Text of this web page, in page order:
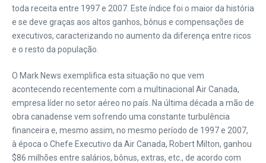
toda receita entre 1997 e 2007. Este índice foi o maior da história
e se deve graças aos altos ganhos, bônus e compensações de
executivos, caracterizando no aumento da diferença entre ricos
e o resto da população.
O Mark News exemplifica esta situação no que vem
acontecendo recentemente com a multinacional Air Canada,
empresa líder no setor aéreo no país. Na última década a mão de
obra canadense vem sofrendo uma constante turbulência
financeira e, mesmo assim, no mesmo período de 1997 e 2007,
à época o Chefe Executivo da Air Canada, Robert Milton, ganhou
$86 milhões entre salários, bônus, extras, etc., de acordo com